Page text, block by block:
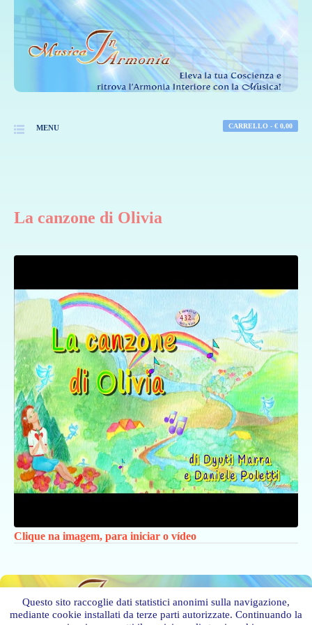
MENU CARRELLO - € 0,00
La canzone di Olivia
Clique na imagem, para iniciar o vídeo
Questo sito raccoglie dati statistici anonimi sulla navigazione,
mediante cookie installati da terze parti autorizzate. Continuando la